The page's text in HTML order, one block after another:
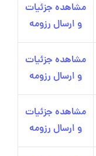
مشاهده جزئیات
و ارسال رزومه
مشاهده جزئیات
و ارسال رزومه
مشاهده جزئیات
و ارسال رزومه